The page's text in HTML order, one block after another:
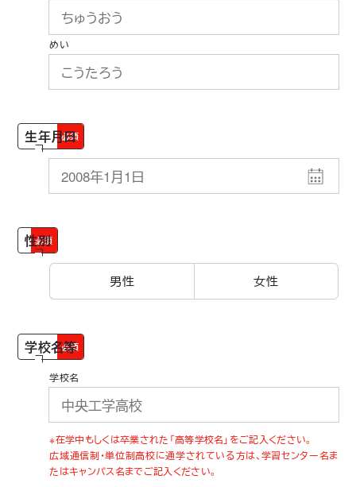
めい
生年月日
必須
性別
必須
男性 女性
学校名等
必須
学校名
※在学中もしくは卒業された「高等学校名」をご記入ください。
広域通信制・単位制高校に通学されている方は、学習センター名ま
たはキャンパス名までご記入ください。